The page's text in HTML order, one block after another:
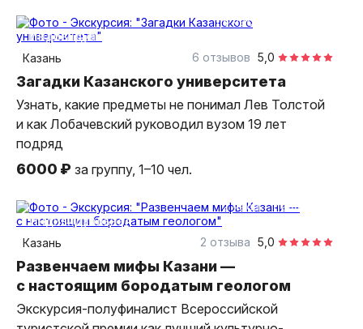
1,5 часа
индивидуальная
Казань
5,0
6 отзывов
Загадки Казанского университета
Узнать, какие предметы не понимал Лев Толстой
и как Лобачевский руководил вузом 19 лет
подряд
6000 ₽ за группу, 1–10 чел.
2 часа
пешком
индивидуальная
Казань
5,0
2 отзыва
Развенчаем мифы Казани —
с настоящим бородатым геологом
Экскурсия-полуфиналист Всероссийской